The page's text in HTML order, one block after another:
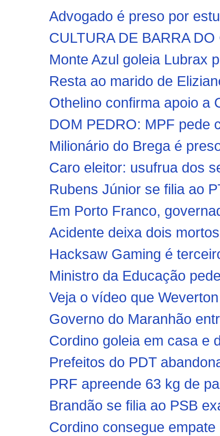
Advogado é preso por
CULTURA DE BARRA
Monte Azul goleia Lubrax
Resta ao marido de
Othelino confirma apoio a
DOM PEDRO: MPF pede
Milionário do Brega é
Caro eleitor: usufrua dos
Rubens Júnior se filia ao
Em Porto Franco,
Acidente deixa dois
Hacksaw Gaming é
Ministro da Educação
Veja o vídeo que
Governo do Maranhão
Cordino goleia em casa e
Prefeitos do PDT
PRF apreende 63 kg de
Brandão se filia ao PSB
Cordino consegue